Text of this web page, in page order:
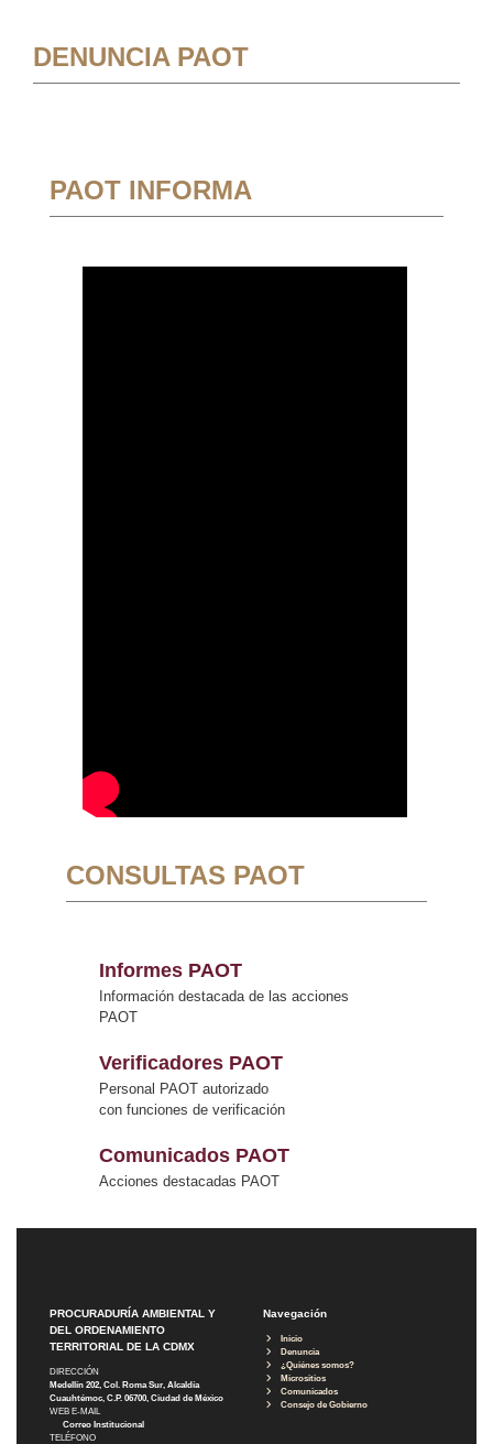
DENUNCIA PAOT
PAOT INFORMA
CONSULTAS PAOT
Informes PAOT
Información destacada de las acciones
PAOT
Verificadores PAOT
Personal PAOT autorizado
con funciones de verificación
Comunicados PAOT
Acciones destacadas PAOT
PROCURADURÍA AMBIENTAL Y
DEL ORDENAMIENTO
TERRITORIAL DE LA CDMX
DIRECCIÓN
Medellín 202, Col. Roma Sur, Alcaldía
Cuauhtémoc, C.P. 06700, Ciudad de México
WEB E-MAIL
Correo Institucional
TELÉFONO
Navegación
Inicio
Denuncia
¿Quiénes somos?
Micrositios
Comunicados
Consejo de Gobierno